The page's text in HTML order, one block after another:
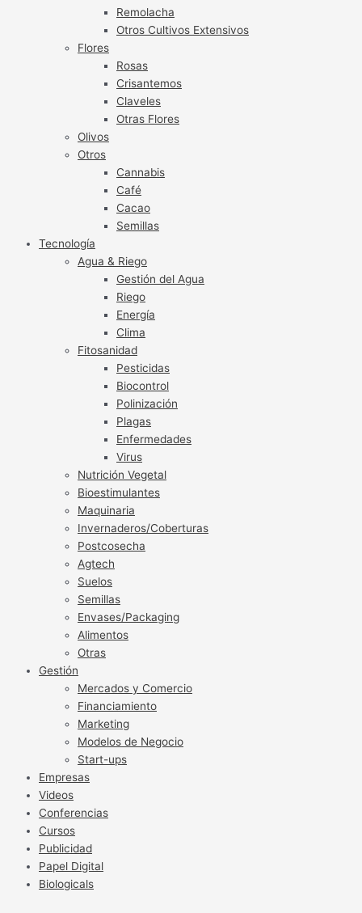
Remolacha
Otros Cultivos Extensivos
Flores
Rosas
Crisantemos
Claveles
Otras Flores
Olivos
Otros
Cannabis
Café
Cacao
Semillas
Tecnología
Agua & Riego
Gestión del Agua
Riego
Energía
Clima
Fitosanidad
Pesticidas
Biocontrol
Polinización
Plagas
Enfermedades
Virus
Nutrición Vegetal
Bioestimulantes
Maquinaria
Invernaderos/Coberturas
Postcosecha
Agtech
Suelos
Semillas
Envases/Packaging
Alimentos
Otras
Gestión
Mercados y Comercio
Financiamiento
Marketing
Modelos de Negocio
Start-ups
Empresas
Videos
Conferencias
Cursos
Publicidad
Papel Digital
Biologicals